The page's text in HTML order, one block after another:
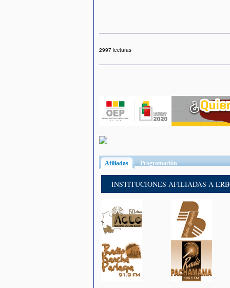
2997 lecturas
Afiliadas (solapa activa)
Programación
INSTITUCIONES AFILIADAS A